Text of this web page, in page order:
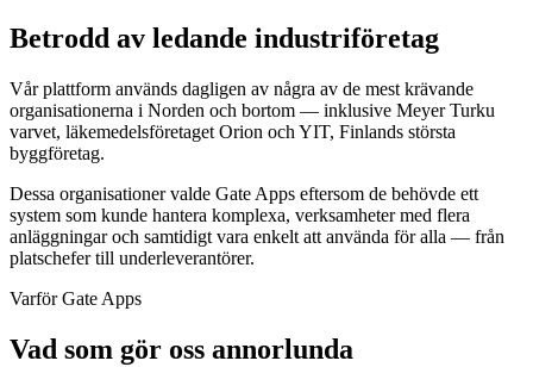
Betrodd av ledande industriföretag
Vår plattform används dagligen av några av de mest krävande
organisationerna i Norden och bortom — inklusive Meyer Turku
varvet, läkemedelsföretaget Orion och YIT, Finlands största
byggföretag.
Dessa organisationer valde Gate Apps eftersom de behövde ett
system som kunde hantera komplexa, verksamheter med flera
anläggningar och samtidigt vara enkelt att använda för alla — från
platschefer till underleverantörer.
Varför Gate Apps
Vad som gör oss annorlunda